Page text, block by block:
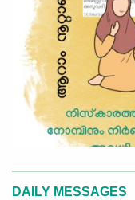
DAILY MESSAGES